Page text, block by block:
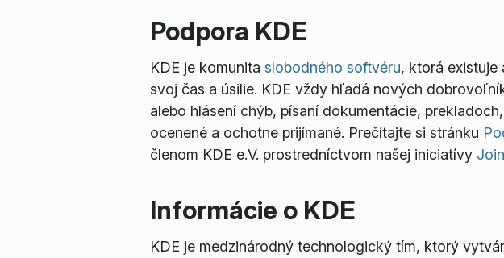
Podpora KDE
KDE je komunita slobodného softvéru, ktorá
svoj čas a úsilie. KDE vždy hľadá nových
alebo hlásení chýb, písaní dokumentácie,
ocenené a ochotne prijímané. Prečítajte si stránku
členom KDE e.V. prostredníctvom našej iniciatívy
Informácie o KDE
KDE je medzinárodný technologický tím, ktorý